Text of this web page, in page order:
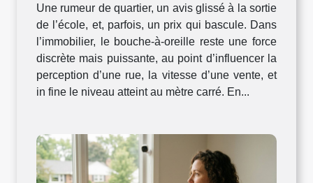
Une rumeur de quartier, un avis glissé à la sortie
de l’école, et, parfois, un prix qui bascule. Dans
l’immobilier, le bouche-à-oreille reste une force
discrète mais puissante, au point d’influencer la
perception d’une rue, la vitesse d’une vente, et
in fine le niveau atteint au mètre carré. En...